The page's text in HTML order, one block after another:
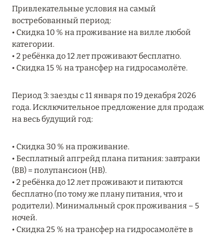
11 декабря 2024
RIXOS PREMIUM SAADIYAT ISLAND ABU DHABI:
КОНЦЕПЦИЯ «ВСЁ ВКЛЮЧЕНО – ВСЁ
ЭКСКЛЮЗИВНО»
Подробнее
27 сентября 2024
HÔTEL BARRIÈRE LES NEIGES
27 сентября 2024
HÔTEL BARRIÈRE LES NEIGES
Подробнее
Привлекательные условия на самый
востребованный период:
• Скидка 10 % на проживание на вилле любой
категории.
• 2 ребёнка до 12 лет проживают бесплатно.
• Скидка 15 % на трансфер на гидросамолёте.
Период 3: заезды с 11 января по 19 декабря 2026
года. Исключительное предложение для продаж
на весь будущий год:
• Скидка 30 % на проживание.
• Бесплатный апгрейд плана питания: завтраки
(BB) = полупансион (HB).
• 2 ребёнка до 12 лет проживают и питаются
бесплатно (по тому же плану питания, что и
родители). Минимальный срок проживания – 5
ночей.
• Скидка 25 % на трансфер на гидросамолёте в